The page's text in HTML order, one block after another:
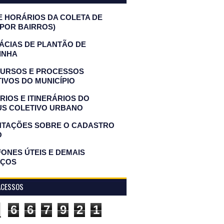
HORÁRIOS DA COLETA DE
BAIRROS)
DE PLANTÃO DE
E PROCESSOS
DO MUNICÍPIO
E ITINERÁRIOS DO
COLETIVO URBANO
SOBRE O CADASTRO
ÚTEIS E DEMAIS
6 6 7 9 2 1